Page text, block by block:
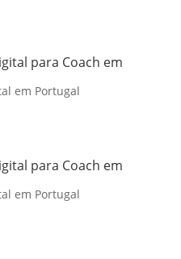
para Coach em
em Portugal
para Coach em
em Portugal